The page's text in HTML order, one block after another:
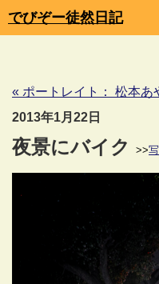
でびぞー徒然日記
« ポートレイト： 松本あ
2013年1月22日
夜景にバイク >>